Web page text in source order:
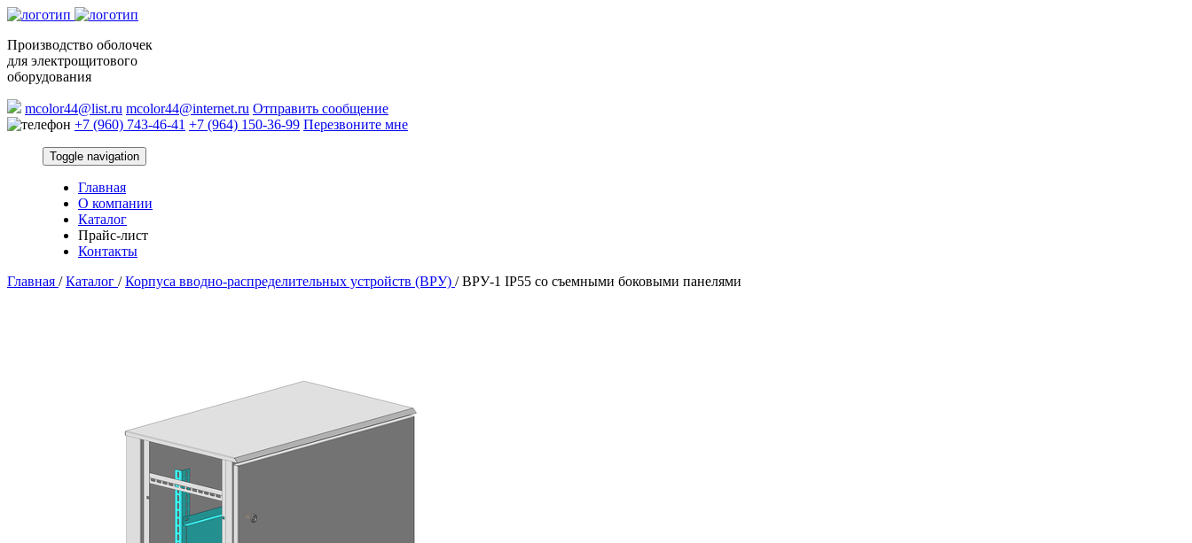
Производство оболочек
для электрощитового
оборудования
mcolor44@list.ru mcolor44@internet.ru Отправить сообщение
+7 (960) 743-46-41 +7 (964) 150-36-99 Перезвоните мне
Toggle navigation
Главная
О компании
Каталог
Прайс-лист
Контакты
Главная / Каталог / Корпуса вводно-распределительных устройств (ВРУ) / ВРУ-1 IP55 со съемными боковыми панелями